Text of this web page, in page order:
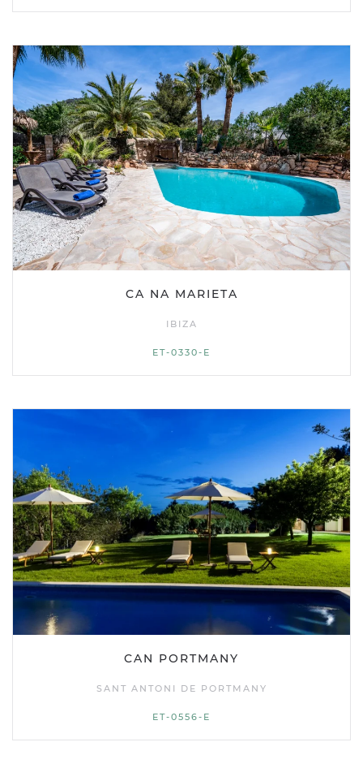
CA NA MARIETA
IBIZA
ET-0330-E
CAN PORTMANY
SANT ANTONI DE PORTMANY
ET-0556-E